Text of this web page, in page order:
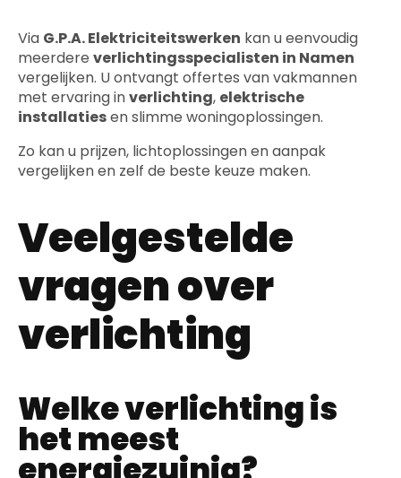
Via G.P.A. Elektriciteitswerken kan u eenvoudig
meerdere verlichtingsspecialisten in Namen
vergelijken. U ontvangt offertes van vakmannen
met ervaring inverlichting, elektrische
installatiesen slimme woningoplossingen.
Zo kan u prijzen, lichtoplossingen en aanpak
vergelijken en zelf de beste keuze maken.
Veelgestelde
vragen over
verlichting
Welke verlichting is
het meest